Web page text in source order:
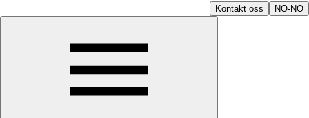
Kontakt oss NO-NO